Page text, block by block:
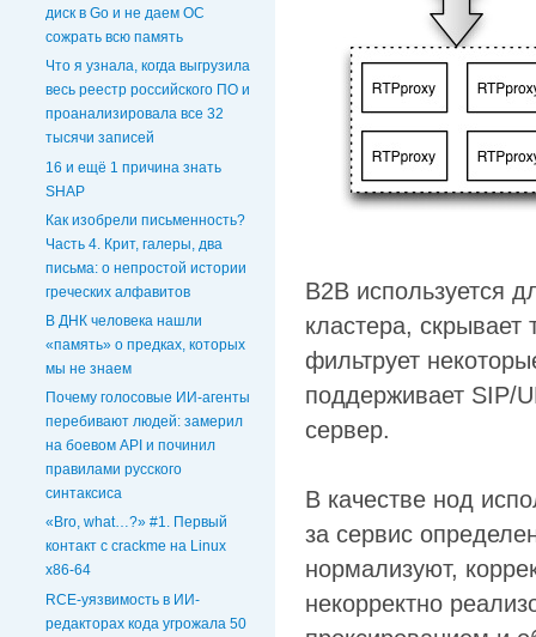
диск в Go и не даем ОС
сожрать всю память
Что я узнала, когда выгрузила
весь реестр российского ПО и
проанализировала все 32
тысячи записей
16 и ещё 1 причина знать
SHAP
Как изобрели письменность?
Часть 4. Крит, галеры, два
письма: о непростой истории
греческих алфавитов
В ДНК человека нашли
«память» о предках, которых
мы не знаем
Почему голосовые ИИ‑агенты
перебивают людей: замерил
на боевом API и починил
правилами русского
синтаксиса
«Bro, what…?» #1. Первый
контакт с crackme на Linux
x86-64
RCE-уязвимость в ИИ-
редакторах кода угрожала 50
B2B используется
кластера,
фильтрует
поддерживает SIP/
сервер.
В качестве нод
за сервис
нормализуют,
некорректно